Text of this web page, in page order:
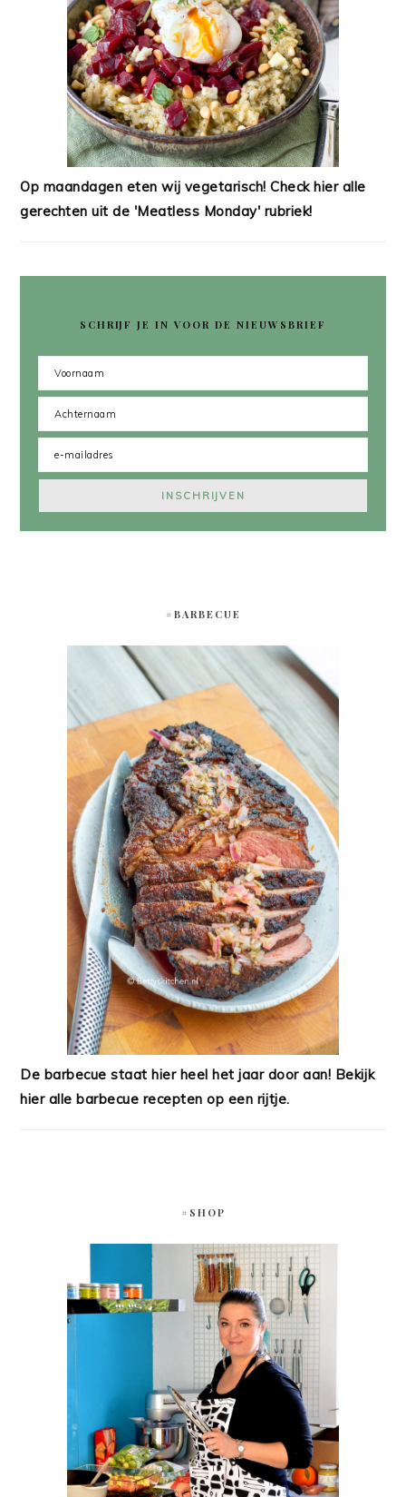
Op maandagen eten wij vegetarisch! Check hier alle
gerechten uit de 'Meatless Monday' rubriek!
SCHRIJF JE IN VOOR DE NIEUWSBRIEF
#BARBECUE
De barbecue staat hier heel het jaar door aan! Bekijk
hier alle barbecue recepten op een rijtje.
#SHOP